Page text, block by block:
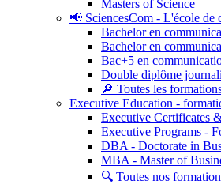
Masters of Science
📢 SciencesCom - L'école de
Bachelor en
Bachelor en
Bac+5 en
Double diplôme
🔎 Toutes les
Executive Education -
Executive Certificates
Executive Programs -
DBA - Doctorate in
MBA - Master of
🔍 Toutes nos